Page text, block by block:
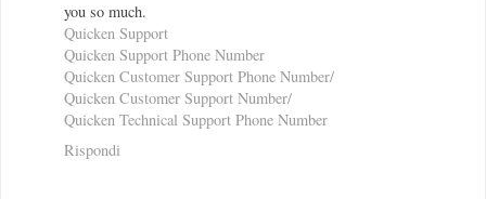
you so much.
Quicken Support
Quicken Support Phone Number
Quicken Customer Support Phone Number/
Quicken Customer Support Number/
Quicken Technical Support Phone Number
Rispondi